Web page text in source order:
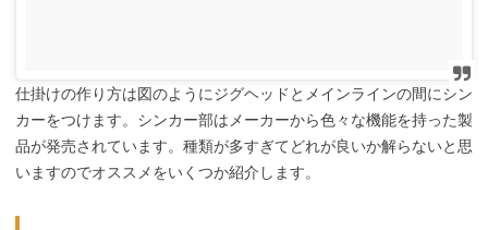
仕掛けの作り方は図のようにジグヘッドとメインラインの間にシン
カーをつけます。シンカー部はメーカーから色々な機能を持った製
品が発売されています。種類が多すぎてどれが良いか解らないと思
いますのでオススメをいくつか紹介します。